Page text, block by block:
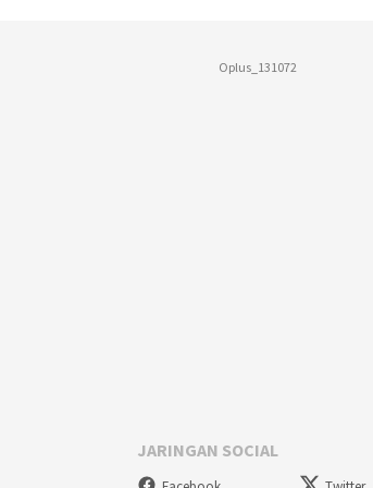
Oplus_131072
JARINGAN SOCIAL